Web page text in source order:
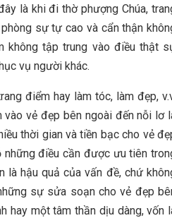
là khi đi thờ phượng Chúa,
sự tự cao và cẩn thận
không tập trung vào điều thật
vụ người khác.
điểm hay làm tóc, làm đẹp,
vẻ đẹp bên ngoài đến nỗi lơ
thời gian và tiền bạc cho vẻ
điều cần được ưu tiên
hậu quả của vấn đề, chứ
sự sửa soạn cho vẻ đẹp
hay một tâm thần dịu dàng, vốn